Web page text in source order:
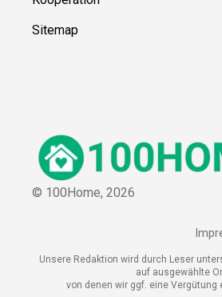
Sitemap
© 100Home, 2026
Unsere Redaktion wird durch Leser
auf ausgewählte
von denen wir ggf. eine Vergütung